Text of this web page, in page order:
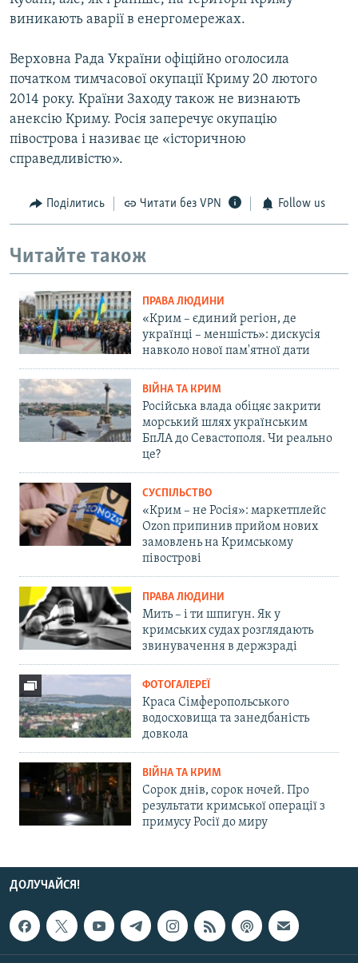
виникають аварії в енергомережах.
Верховна Рада України офіційно оголосила
початком тимчасової окупації Криму 20 лютого
2014 року. Країни Заходу також не визнають
анексію Криму. Росія заперечує окупацію
півострова і називає це «історичною
справедливістю».
Поділитись Читати без VPN Follow us
Читайте також
ПРАВА ЛЮДИНИ
«Крим – єдиний регіон, де
українці – меншість»: дискусія
навколо нової пам'ятної дати
ВІЙНА ТА КРИМ
Російська влада обіцяє закрити
морський шлях українським
БпЛА до Севастополя. Чи реально
це?
СУСПІЛЬСТВО
«Крим – не Росія»: маркетплейс
Ozon припинив прийом нових
замовлень на Кримському
півострові
ПРАВА ЛЮДИНИ
Мить – і ти шпигун. Як у
кримських судах розглядають
звинувачення в держзраді
ФОТОГАЛЕРЕЇ
Краса Сімферопольського
водосховища та занедбаність
довкола
ВІЙНА ТА КРИМ
Сорок днів, сорок ночей. Про
результати кримської операції з
примусу Росії до миру
ДОЛУЧАЙСЯ!